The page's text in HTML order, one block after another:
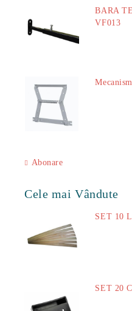
BARA
VF013
Abonare
Cele mai Vândute
SET 10
SET 20